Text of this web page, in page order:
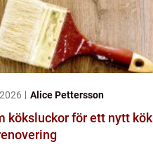
Alice Pettersson
köksluckor för ett nytt kök